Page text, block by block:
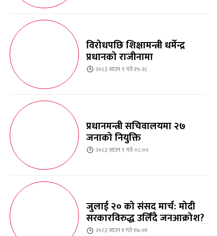
विरोधपछि शिक्षामन्त्री धर्मेन्द्र
प्रधानको राजीनामा
२०८३ साउन ९ गते १५:२८
प्रधानमन्त्री सचिवालयमा २७
जनाको नियुक्ति
२०८३ साउन ९ गते ०८:००
जुलाई २० को संसद मार्च: मोदी
सरकारविरुद्ध उर्लिंदै जनआक्रोश?
२०८३ साउन १ गते १७:०१